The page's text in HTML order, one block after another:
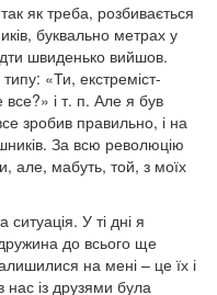
як треба, розбивається
буквально метрах у
швиденько вийшов.
«Ти, екстреміст-
і т. п. Але я був
зробив правильно, і на
За всю революцію
але, мабуть, той, з моїх
У ті дні я
до всього ще
на мені – це їх і
із друзями була